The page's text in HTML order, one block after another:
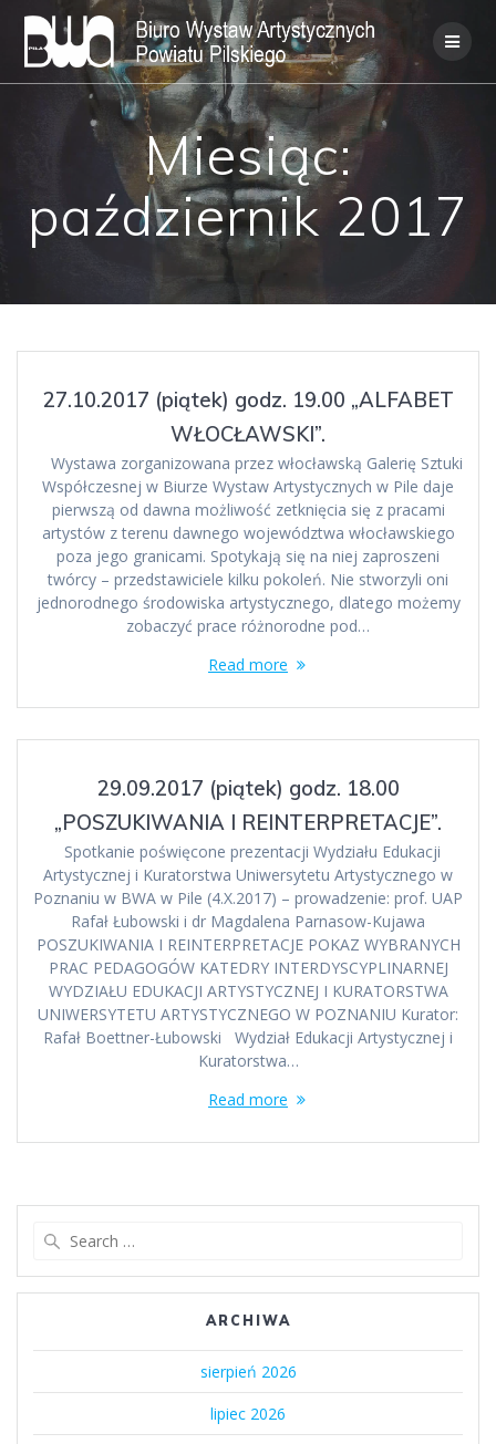
Skip
to
content
Miesiąc:
październik 2017
27.10.2017 (piątek) godz. 19.00 „ALFABET
WŁOCŁAWSKI”.
Wystawa zorganizowana przez włocławską Galerię Sztuki
Współczesnej w Biurze Wystaw Artystycznych w Pile daje
pierwszą od dawna możliwość zetknięcia się z pracami
artystów z terenu dawnego województwa włocławskiego
poza jego granicami. Spotykają się na niej zaproszeni
twórcy – przedstawiciele kilku pokoleń. Nie stworzyli oni
jednorodnego środowiska artystycznego, dlatego możemy
zobaczyć prace różnorodne pod…
Read more
29.09.2017 (piątek) godz. 18.00
„POSZUKIWANIA I REINTERPRETACJE”.
Spotkanie poświęcone prezentacji Wydziału Edukacji
Artystycznej i Kuratorstwa Uniwersytetu Artystycznego w
Poznaniu w BWA w Pile (4.X.2017) – prowadzenie: prof. UAP
Rafał Łubowski i dr Magdalena Parnasow-Kujawa
POSZUKIWANIA I REINTERPRETACJE POKAZ WYBRANYCH
PRAC PEDAGOGÓW KATEDRY INTERDYSCYPLINARNEJ
WYDZIAŁU EDUKACJI ARTYSTYCZNEJ I KURATORSTWA
UNIWERSYTETU ARTYSTYCZNEGO W POZNANIU Kurator:
Rafał Boettner-Łubowski Wydział Edukacji Artystycznej i
Kuratorstwa…
Read more
ARCHIWA
sierpień 2026
lipiec 2026